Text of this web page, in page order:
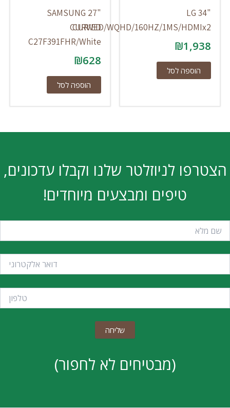
LG 34"
CURVED/WQHD/160HZ/1MS/HDMIx2
₪1,938
הוספה לסל
SAMSUNG 27"
CURVED
C27F391FHR/White
₪628
הוספה לסל
הצטרפו לניוזלטר שלנו וקבלו עדכונים,
טיפים ומבצעים מיוחדים!
(מבטיחים לא לחפור)